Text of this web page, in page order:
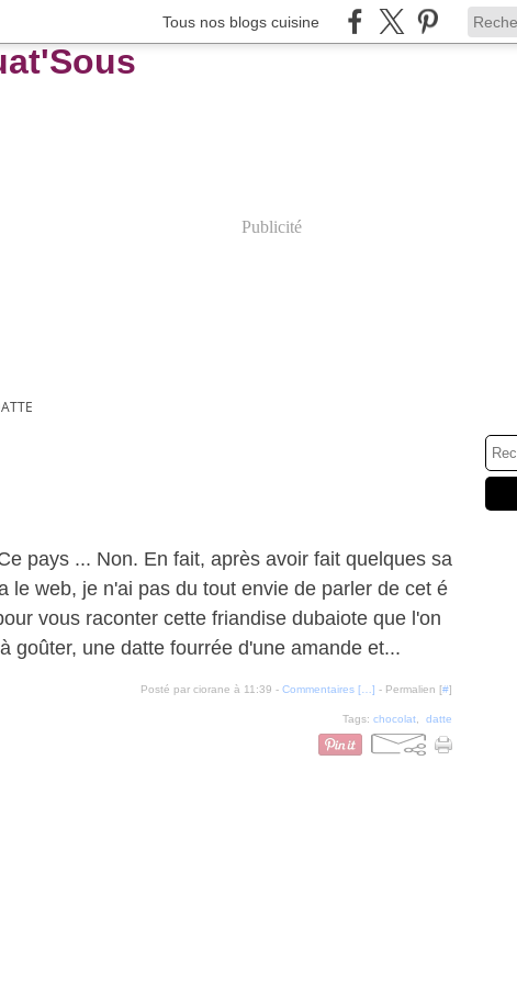
Tous nos blogs cuisine
Publicité
pays ... Non. En fait, après avoir fait quelques sa
le web, je n'ai pas du tout envie de parler de cet é
vous raconter cette friandise dubaiote que l'on
goûter, une datte fourrée d'une amande et...
Posté par ciorane à 11:39 - Commentaires [ ] - Permalien [#]
Tags: chocolat datte